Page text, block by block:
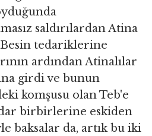
saldırılardan Atina
Besin tedariklerine
ardından Atinalılar
girdi ve bunun
komşusu olan Teb'e
birbirlerine eskiden
baksalar da, artık bu iki